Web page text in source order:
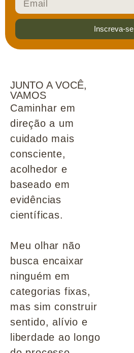
Inscreva-se
JUNTO A VOCÊ,
VAMOS
Caminhar em
direção a um
cuidado mais
consciente,
acolhedor e
baseado em
evidências
científicas.
Meu olhar não
busca encaixar
ninguém em
categorias fixas,
mas sim construir
sentido, alívio e
liberdade ao longo